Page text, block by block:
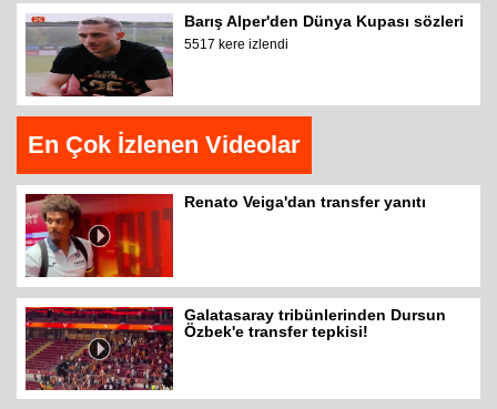
Barış Alper'den Dünya Kupası sözleri
5517 kere izlendi
En Çok İzlenen Videolar
Renato Veiga'dan transfer yanıtı
Galatasaray tribünlerinden Dursun
Özbek'e transfer tepkisi!